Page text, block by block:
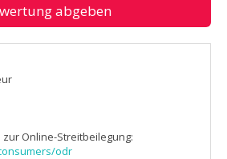
abgeben
Online-Streitbeilegung:
odr